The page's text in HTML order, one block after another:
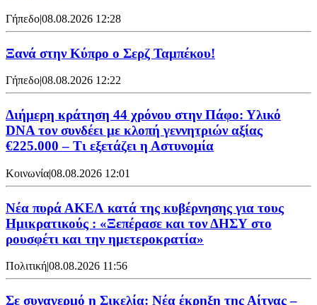
Γήπεδο|08.08.2026 12:28
Ξανά στην Κύπρο ο Σερζ Ταμπέκου!
Γήπεδο|08.08.2026 12:22
Διήμερη κράτηση 44 χρόνου στην Πάφο: Υλικό
DNA τον συνδέει με κλοπή γεννητριών αξίας
€225.000 – Τι εξετάζει η Αστυνομία
Κοινωνία|08.08.2026 12:01
Νέα πυρά ΑΚΕΛ κατά της κυβέρνησης για τους
Ημικρατικούς : «Ξεπέρασε και τον ΔΗΣΥ στο
ρουσφέτι και την ημετεροκρατία»
Πολιτική|08.08.2026 11:56
Σε συναγερμό η Σικελία: Νέα έκρηξη της Αίτνας –